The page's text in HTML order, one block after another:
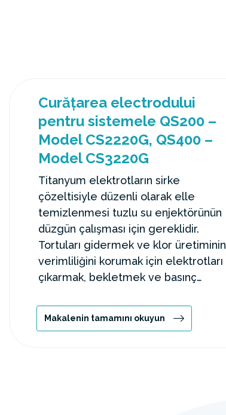
Curățarea electrodului
pentru sistemele QS200 –
Model CS2220G, QS400 –
Model CS3220G
Titanyum elektrotların sirke
çözeltisiyle düzenli olarak elle
temizlenmesi tuzlu su enjektörünün
düzgün çalışması için gereklidir.
Tortuları gidermek ve klor üretiminin
verimliliğini korumak için elektrotları
çıkarmak, bekletmek ve basınç
Makalenin tamamını okuyun